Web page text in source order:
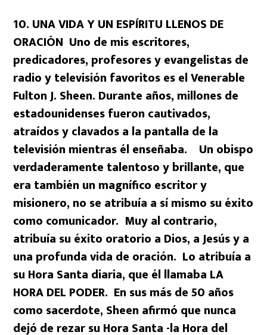
10. UNA VIDA Y UN ESPÍRITU LLENOS DE
ORACIÓN Uno de mis escritores,
predicadores, profesores y evangelistas de
radio y televisión favoritos es el Venerable
Fulton J. Sheen. Durante años, millones de
estadounidenses fueron cautivados,
atraídos y clavados a la pantalla de la
televisión mientras él enseñaba. Un obispo
verdaderamente talentoso y brillante, que
era también un magnífico escritor y
misionero, no se atribuía a sí mismo su éxito
como comunicador. Muy al contrario,
atribuía su éxito oratorio a Dios, a Jesús y a
una profunda vida de oración. Lo atribuía a
su Hora Santa diaria, que él llamaba LA
HORA DEL PODER. En sus más de 50 años
como sacerdote, Sheen afirmó que nunca
dejó de rezar su Hora Santa -la Hora del